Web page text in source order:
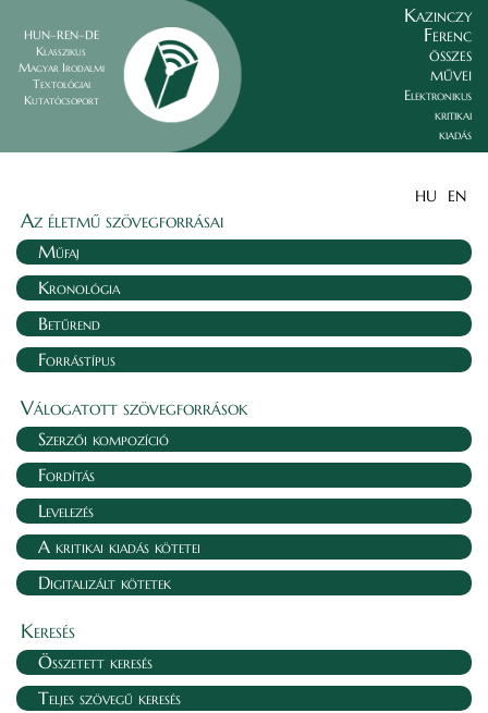
HUN–REN–DE
Klasszikus
Magyar Irodalmi
Textológiai
Kutatócsoport
Kazinczy
Ferenc
összes
művei
Elektronikus
kritikai
kiadás
HU EN
Az életmű szövegforrásai
Műfaj
Kronológia
Betűrend
Forrástípus
Válogatott szövegforrások
Szerzői kompozíció
Fordítás
Levelezés
A kritikai kiadás kötetei
Digitalizált kötetek
Keresés
Összetett keresés
Teljes szövegű keresés